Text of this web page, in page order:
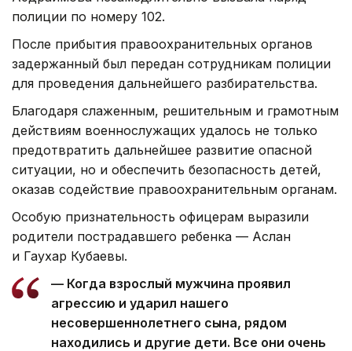
полиции по номеру 102.
После прибытия правоохранительных органов
задержанный был передан сотрудникам полиции
для проведения дальнейшего разбирательства.
Благодаря слаженным, решительным и грамотным
действиям военнослужащих удалось не только
предотвратить дальнейшее развитие опасной
ситуации, но и обеспечить безопасность детей,
оказав содействие правоохранительным органам.
Особую признательность офицерам выразили
родители пострадавшего ребенка — Аслан
и Гаухар Кубаевы.
— Когда взрослый мужчина проявил
агрессию и ударил нашего
несовершеннолетнего сына, рядом
находились и другие дети. Все они очень